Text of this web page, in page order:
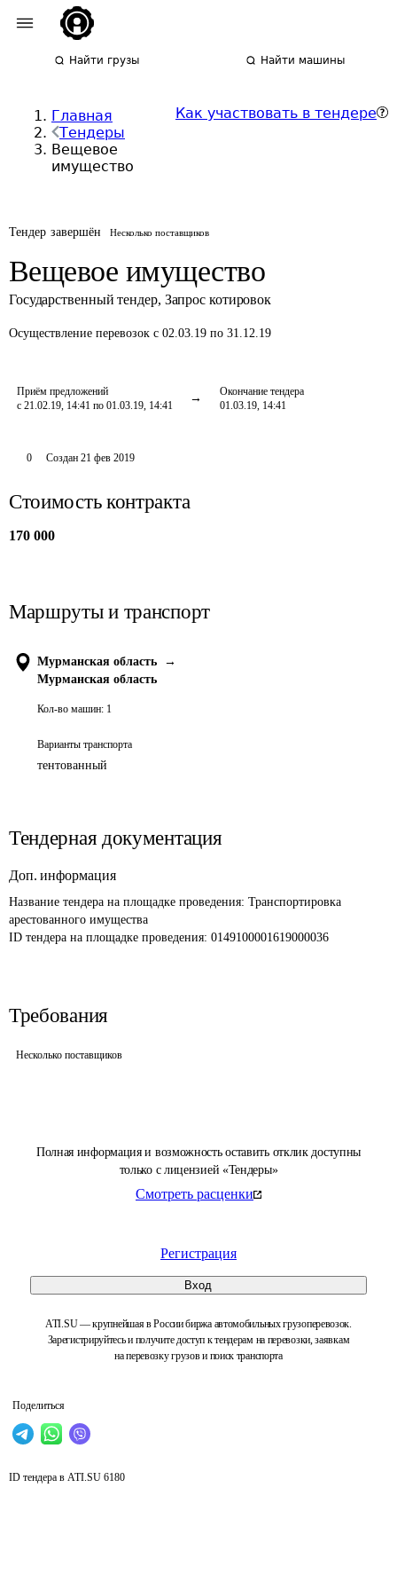
Найти грузы Найти машины
Главная
Тендеры
Вещевое
имущество
Как участвовать в тендере
Тендер завершён Несколько поставщиков
Вещевое имущество
Государственный тендер, Запрос котировок
Осуществление перевозок с 02.03.19 по 31.12.19
Приём предложений
с 21.02.19, 14:41 по 01.03.19, 14:41
Окончание тендера
01.03.19, 14:41
Полная информация и возможность оставить отклик доступны
только с лицензией «Тендеры»
Смотреть расценки
Регистрация
Вход
ATI.SU — крупнейшая в России биржа автомобильных грузоперевозок.
Зарегистрируйтесь и получите доступ к тендерам на перевозки, заявкам
на перевозку грузов и поиск транспорта
Поделиться
0 Создан 21 фев 2019
Стоимость контракта
170 000
Маршруты и транспорт
Мурманская область
→
Мурманская область
Кол-во машин: 1
Варианты транспорта
тентованный
Тендерная документация
Доп. информация
Название тендера на площадке проведения: Транспортировка
арестованного имущества
ID тендера на площадке проведения: 0149100001619000036
Требования
Несколько поставщиков
ID тендера в ATI.SU 6180